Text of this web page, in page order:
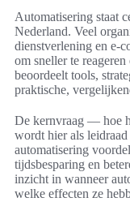
Automatisering staat
Nederland. Veel
dienstverlening en e-
om sneller te
beoordeelt tools,
praktische,
De kernvraag — hoe
wordt hier als
automatisering
tijdsbesparing en
inzicht in wanneer
welke effecten ze